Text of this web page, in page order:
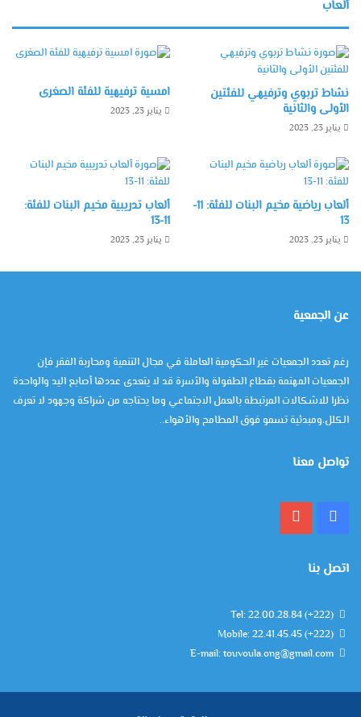
ألعاب
نشاط تربوي وترفيهي للفئتين
الأولى والثانية
يناير 23, 2023
امسية ترفيهية للفئة الصغرى
يناير 23, 2023
ألعاب رياضية مخيم البنات للفئة: 11-
13
يناير 23, 2023
ألعاب تدريبية مخيم البنات للفئة:
11-13
يناير 23, 2023
عن الجمعية
رغم تعدد الجمعيات غير الحكومية العاملة في مجال التنمية ومحاربة الفقر فإن
الجمعيات المهتمة بقطاع الطفولة والأسرة قد لا يتعدى عددها أصابع اليد والواحدة
نظرا للاشكالات المرتبطة بالعمل الاجتماعي وما يحتاجه من شراكة وجهود لا تعرف
الكلل،ومبدئية تسمو فوق المطامح والأهواء..
تواصل معنا
فيسبوك
اتصل بنا